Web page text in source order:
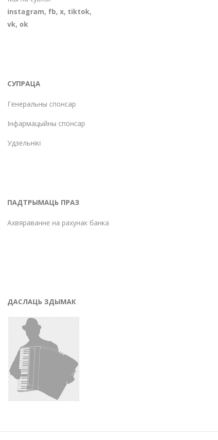
instagram, fb, х, tiktok,
vk, ok
СУПРАЦА
Генеральны спонсар
Інфармацыйны спонсар
Удзельнікі
ПАДТРЫМАЦЬ ПРАЗ
Ахвяраванне на рахунак банка
ДАСЛАЦЬ ЗДЫМАК